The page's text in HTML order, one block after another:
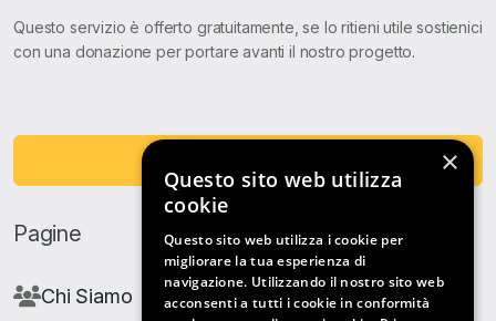
Questo servizio è offerto gratuitamente, se lo ritieni utile sostienici
con una donazione per portare avanti il nostro progetto.
Pagine
Chi Siamo
×
Questo sito web utilizza
cookie
Questo sito web utilizza i cookie per
migliorare la tua esperienza di
navigazione. Utilizzando il nostro sito web
acconsenti a tutti i cookie in conformità